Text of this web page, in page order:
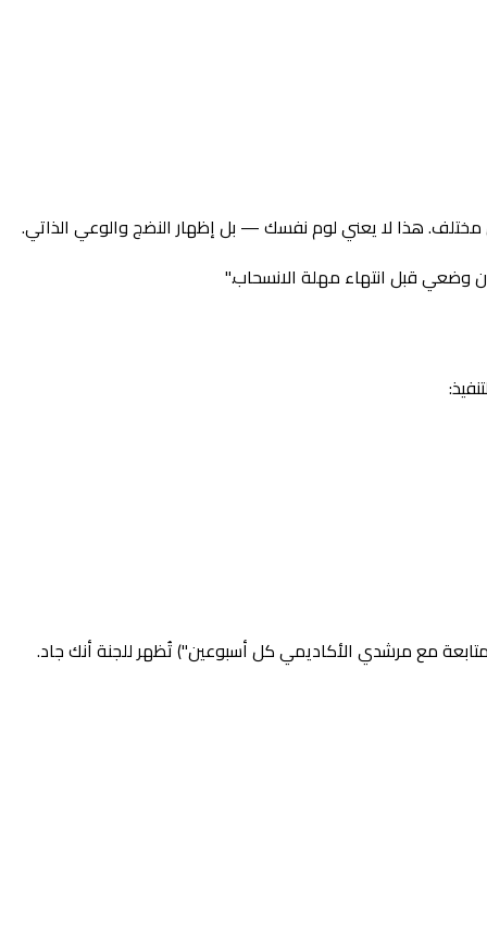
هذا لا يعني لوم نفسك — بل إظهار النضج والوعي الذاتي.
وضعي قبل انتهاء مهلة الانسحاب."
مع مرشدي الأكاديمي كل أسبوعين") تُظهر للجنة أنك جاد.